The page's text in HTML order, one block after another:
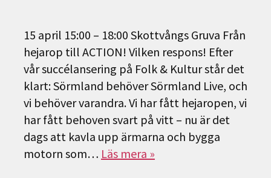
15 april 15:00 – 18:00 Skottvångs Gruva Från
hejarop till ACTION! Vilken respons! Efter
vår succélansering på Folk & Kultur står det
klart: Sörmland behöver Sörmland Live, och
vi behöver varandra. Vi har fått hejaropen, vi
har fått behoven svart på vitt – nu är det
dags att kavla upp ärmarna och bygga
motorn som… Läs mera »